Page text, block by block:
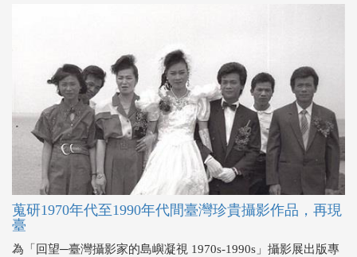
蒐研1970年代至1990年代間臺灣珍貴攝影作品，再現
臺
為「回望─臺灣攝影家的島嶼凝視 1970s-1990s」攝影展出版專